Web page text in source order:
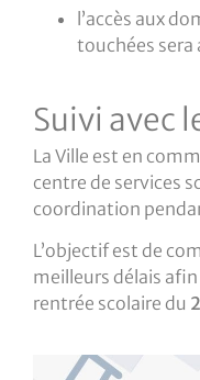
l’accès aux
touchées sera
Suivi avec
La Ville est en
centre de services
coordination
L’objectif est de
meilleurs délais
rentrée scolaire du